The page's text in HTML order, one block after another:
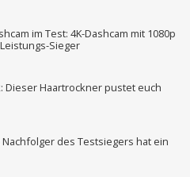
im Test: 4K-Dashcam mit 1080p
Sieger
Dieser Haartrockner pustet euch
Nachfolger des Testsiegers hat ein